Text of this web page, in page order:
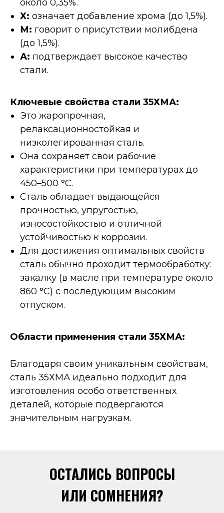
около 0,35%.
Х: означает добавление хрома (до 1,5%).
М: говорит о присутствии молибдена
(до 1,5%).
А: подтверждает высокое качество
стали.
Ключевые свойства стали 35ХМА:
Это жаропрочная,
релаксационностойкая и
низколегированная сталь.
Она сохраняет свои рабочие
характеристики при температурах до
450–500 °C.
Сталь обладает выдающейся
прочностью, упругостью,
износостойкостью и отличной
устойчивостью к коррозии.
Для достижения оптимальных свойств
сталь обычно проходит термообработку:
закалку (в масле при температуре около
860 °C) с последующим высоким
отпуском.
Области применения стали 35ХМА:
Благодаря своим уникальным свойствам,
сталь 35ХМА идеально подходит для
изготовления особо ответственных
деталей, которые подвергаются
значительным нагрузкам.
ОСТАЛИСЬ ВОПРОСЫ
ИЛИ СОМНЕНИЯ?